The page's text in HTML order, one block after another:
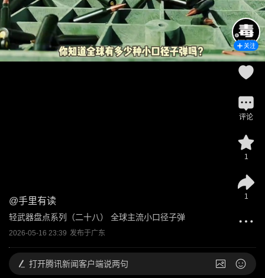
@手里有读
轻武器盘点系列（二十八） 全球主流小口径子弹
2026-05-16 23:39 发布于广东
关注
评论
1
1
打开腾讯新闻客户端说两句